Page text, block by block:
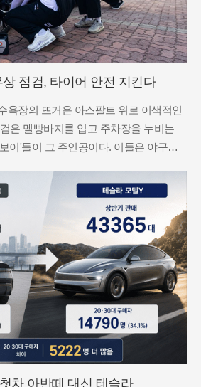
점검, 타이어 안전 지킨다
욕장의 뜨거운 아스팔트 위로 이색적인
은 멜빵바지를 입고 주차장을 누비는
이'들이 그 주인공이다. 이들은 야구장
를 즉석에서 점검한다. 무릎을 꿇고 앉
차 아반떼 대신 테슬라